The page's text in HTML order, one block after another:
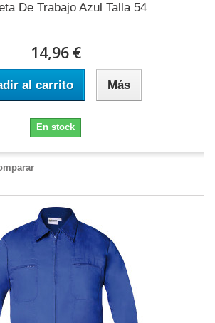
De Trabajo Azul Talla 54
14,96 €
al carrito Más
En stock